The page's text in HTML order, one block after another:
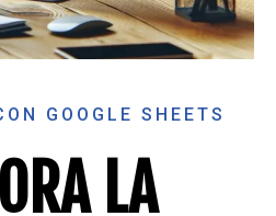
GOOGLE SHEETS
LA